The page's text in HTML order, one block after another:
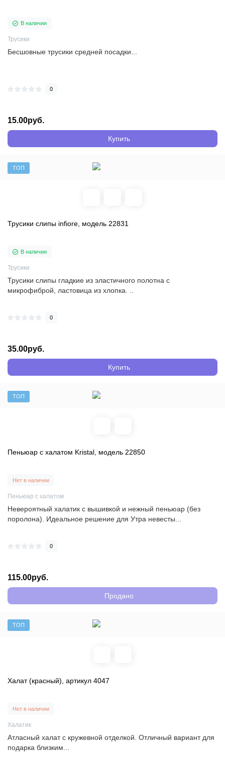
В наличии
Трусики
Бесшовные трусики средней посадки...
0
15.00руб.
Купить
ТОП
Трусики слипы infiore, модель 22831
В наличии
Трусики
Трусики слипы гладкие из эластичного полотна с
микрофиброй, ластовица из хлопка. ..
0
35.00руб.
Купить
ТОП
Пеньюар с халатом Kristal, модель 22850
Нет в наличии
Пеньюар с халатом
Невероятный халатик с вышивкой и нежный пеньюар (без
поролона). Идеальное решение для Утра невесты...
0
115.00руб.
Продано
ТОП
Халат (красный), артикул 4047
Нет в наличии
Халатик
Атласный халат с кружевной отделкой. Отличный вариант для
подарка близким...